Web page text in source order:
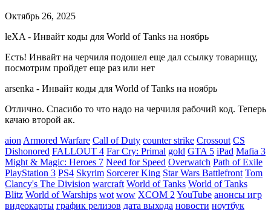
Октябрь 26, 2025
leXA - Инвайт коды для World of Tanks на ноябрь
Есть! Инвайт на черчиля подошел еще дал ссылку товарищу,
посмотрим пройдет еще раз или нет
arsenka - Инвайт коды для World of Tanks на ноябрь
Отлично. Спасибо то что надо на черчиля рабочий код. Теперь
качаю второй ак.
aion Armored Warfare Call of Duty counter strike Crossout CS
Dishonored FALLOUT 4 Far Cry: Primal gold GTA 5 iPad Mafia 3
Might & Magic: Heroes 7 Need for Speed Overwatch Path of Exile
PlayStation 3 PS4 Skyrim Sorcerer King Star Wars Battlefront Tom
Clancy's The Division warcraft World of Tanks World of Tanks
Blitz World of Warships wot wow XCOM 2 YouTube анонсы игр
видеокарты график релизов дата выхода новости ноутбук